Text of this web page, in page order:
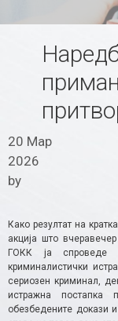
20 Мар
2026
by
Како резултат на
акција што
ГОКК ја спроведе
криминалистички
сериозен криминал,
истражна
обезбедените докази